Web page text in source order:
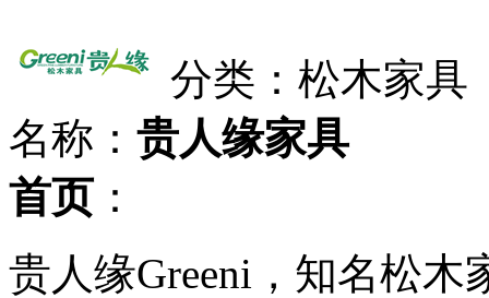
分类：松木家具
名称： 贵人缘家具
首页 ：
贵人缘Greeni，知名松